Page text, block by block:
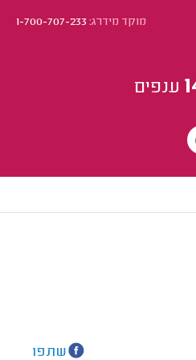
מוקד מידרג:1-700-707-233
ענפים
שתפו